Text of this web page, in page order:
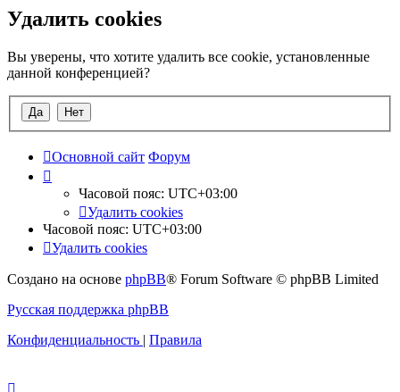
Удалить cookies
Вы уверены, что хотите удалить все cookie, установленные
данной конференцией?
Основной сайт Форум
Часовой пояс: UTC+03:00
Удалить cookies
Часовой пояс: UTC+03:00
Удалить cookies
Создано на основе phpBB® Forum Software © phpBB Limited
Русская поддержка phpBB
Конфиденциальность | Правила